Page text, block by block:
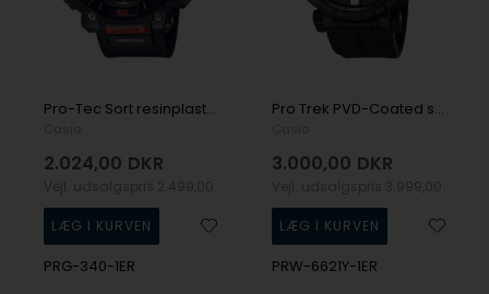
Pro-Tec Sort resinplast Quartz Herre ur fra Casio, PRG-340-1ER
2.024,00 DKR
PRG-340-1ER
Pro Trek PVD-Coated stål Quartz Herre ur fra Casio, PRW-6621Y-1ER
3.000,00 DKR
PRW-6621Y-1ER